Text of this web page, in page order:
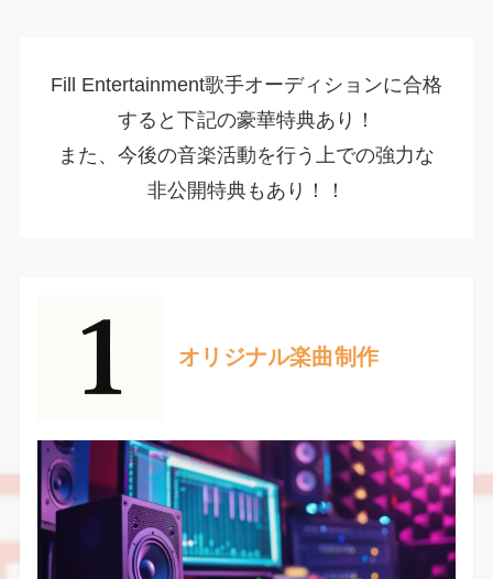
Fill Entertainment歌手オーディションに合格
すると下記の豪華特典あり！
また、今後の音楽活動を行う上での強力な
非公開特典もあり！！
オリジナル楽曲制作